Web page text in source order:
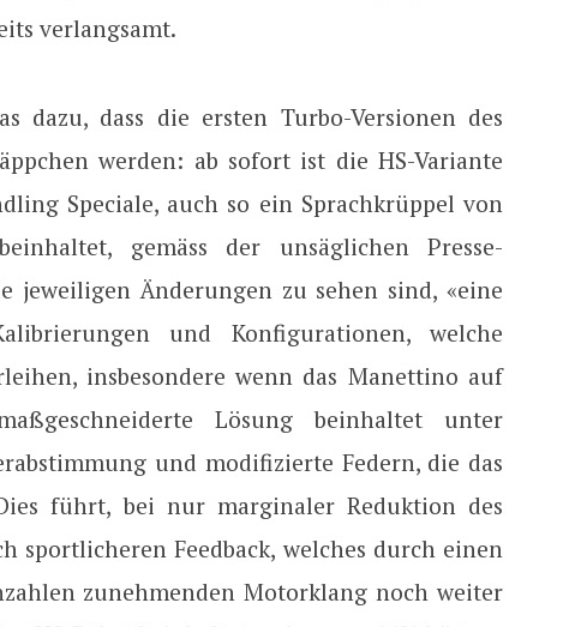
verlangsamt.
dazu, dass die ersten Turbo-Versionen des
werden: ab sofort ist die HS-Variante
Speciale, auch so ein Sprachkrüppel von
gemäss der unsäglichen Presse-
Änderungen zu sehen sind, «eine
und Konfigurationen, welche
insbesondere wenn das Manettino auf
Lösung beinhaltet unter
und modifizierte Federn, die das
führt, bei nur marginaler Reduktion des
sportlicheren Feedback, welches durch einen
zunehmenden Motorklang noch weiter